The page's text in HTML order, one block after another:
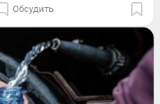
Обсудить